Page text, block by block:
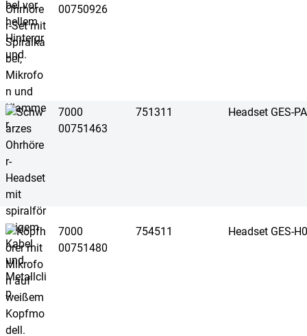
00750926
7000
00751463
751311 Headset GES-
7000
00751480
754511 Headset GES-